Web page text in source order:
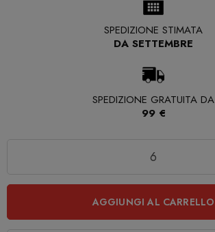
SPEDIZIONE STIMATA
DA SETTEMBRE
SPEDIZIONE GRATUITA DA
99 €
AGGIUNGI AL CARRELLO